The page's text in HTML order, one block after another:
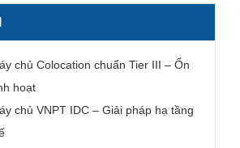
chủ Colocation chuẩn Tier III – Ổn
hoạt
chủ VNPT IDC – Giải pháp hạ tầng